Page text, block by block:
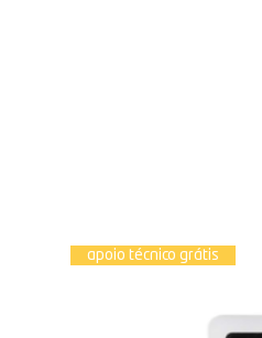
apoio técnico grátis